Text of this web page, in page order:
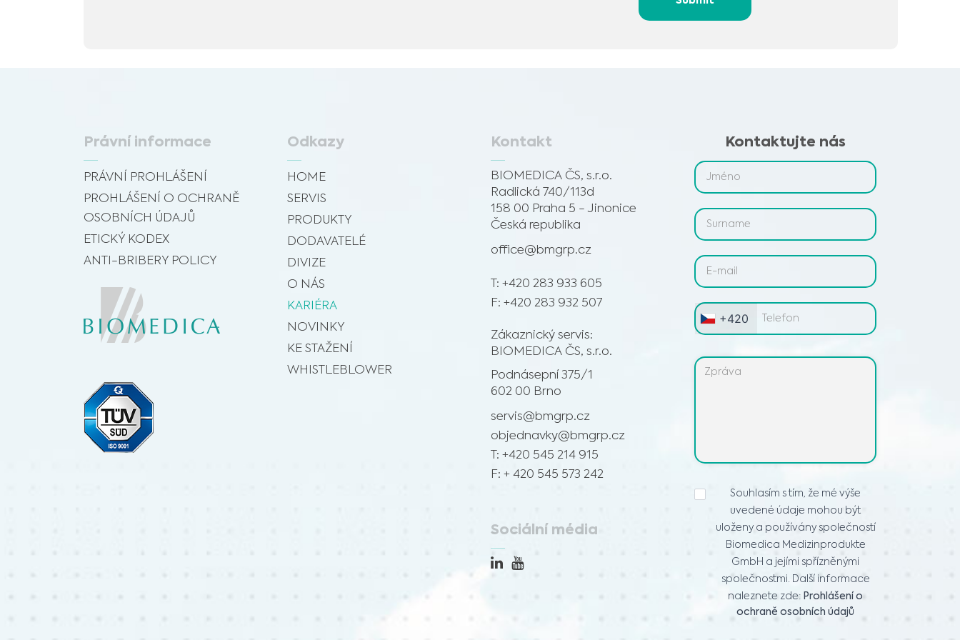
Právní informace
PRÁVNÍ PROHLÁŠENÍ
PROHLÁŠENÍ O OCHRANĚ
OSOBNÍCH ÚDAJŮ
ETICKÝ KODEX
ANTI-BRIBERY POLICY
Odkazy
HOME
SERVIS
PRODUKTY
DODAVATELÉ
DIVIZE
O NÁS
KARIÉRA
NOVINKY
KE STAŽENÍ
WHISTLEBLOWER
Kontakt
BIOMEDICA ČS, s.r.o.
Radlická 740/113d
158 00 Praha 5 - Jinonice
Česká republika
office@bmgrp.cz
T: +420 283 933 605
F: +420 283 932 507
Zákaznický servis:
BIOMEDICA ČS, s.r.o.
Podnásepní 375/1
602 00 Brno
servis@bmgrp.cz
objednavky@bmgrp.cz
T: +420 545 214 915
F: + 420 545 573 242
Sociální média
Kontaktujte nás
+420
PROHLÁŠENÍ
O
OCHRANĚ
OSOBNÍCH
ÚDAJŮ*
Souhlasím s tím, že mé výše
uvedené údaje mohou být
uloženy a používány společností
Biomedica Medizinprodukte
GmbH a jejími spřízněnými
společnostmi. Další informace
naleznete zde: Prohlášení o
ochraně osobních údajů